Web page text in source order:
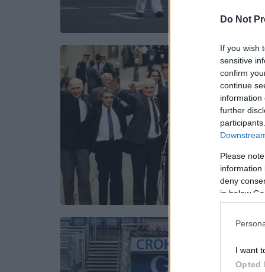
Do Not
If you wish
sensitive
confirm
continue
information
further
Please
information
deny
in below
I want
Opted